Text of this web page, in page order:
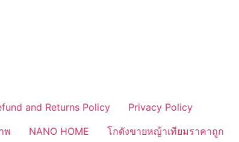
and Returns Policy
Privacy Policy
พ
NANO HOME
โกดังขายหญ้าเทียมราคาถูก